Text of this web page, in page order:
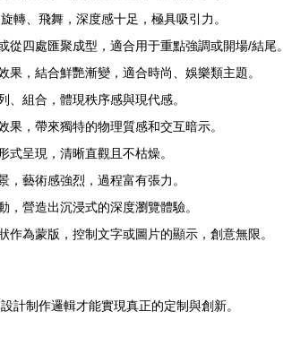
轉、飛舞，深度感十足，極具吸引力。
從四處匯聚成型，適合用于重點強調或開場/結尾。
果，結合鮮艷漸變，適合時尚、娛樂類主題。
、組合，體現秩序感與現代感。
果，帶來獨特的物理質感和交互暗示。
式呈現，清晰直觀且不枯燥。
，藝術感強烈，過程富有張力。
，營造出沉浸式的深度瀏覽體驗。
作為蒙版，控制文字或圖片的顯示，創意無限。
計制作邏輯才能實現真正的定制與創新。